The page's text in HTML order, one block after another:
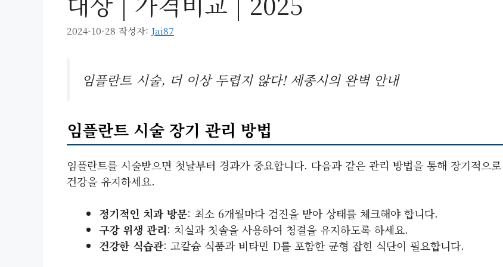
2024-10-28 작성자: Jai87
임플란트 시술, 더 이상 두렵지 않다! 세종시의 완벽 안내
임플란트 시술 장기 관리 방법
임플란트를 시술받으면 첫날부터 경과가 중요합니다. 다음과 같은 관리 방법을 통해 장기적으로
건강을 유지하세요.
정기적인 치과 방문: 최소 6개월마다 검진을 받아 상태를 체크해야 합니다.
구강 위생 관리: 치실과 칫솔을 사용하여 청결을 유지하도록 하세요.
건강한 식습관: 고칼슘 식품과 비타민 D를 포함한 균형 잡힌 식단이 필요합니다.